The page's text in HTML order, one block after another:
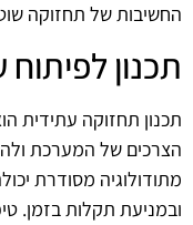
החשיבות של תחזוקה
תכנון לפיתוח
תכנון תחזוקה עתידית
הצרכים של המערכת
מתודולוגיה מסודרת
ובמניעת תקלות בזמן.